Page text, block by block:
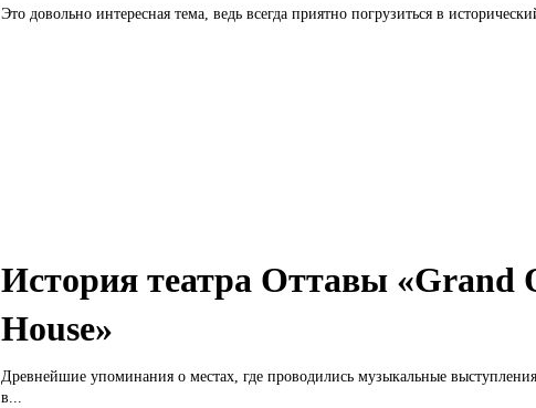
Это довольно интересная тема, ведь всегда приятно погрузиться в
История театра Оттавы «Grand
House»
Древнейшие упоминания о местах, где проводились музыкальные
в...